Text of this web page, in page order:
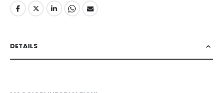
DETAILS